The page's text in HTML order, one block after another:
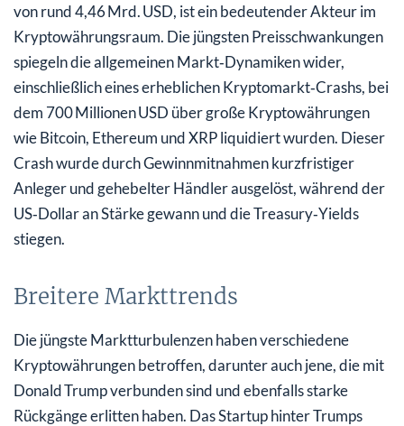
von rund 4,46 Mrd. USD, ist ein bedeutender Akteur im
Kryptowährungsraum. Die jüngsten Preisschwankungen
spiegeln die allgemeinen Markt‑Dynamiken wider,
einschließlich eines erheblichen Kryptomarkt‑Crashs, bei
dem 700 Millionen USD über große Kryptowährungen
wie Bitcoin, Ethereum und XRP liquidiert wurden. Dieser
Crash wurde durch Gewinnmitnahmen kurzfristiger
Anleger und gehebelter Händler ausgelöst, während der
US‑Dollar an Stärke gewann und die Treasury‑Yields
stiegen.
Breitere Markttrends
Die jüngste Marktturbulenzen haben verschiedene
Kryptowährungen betroffen, darunter auch jene, die mit
Donald Trump verbunden sind und ebenfalls starke
Rückgänge erlitten haben. Das Startup hinter Trumps